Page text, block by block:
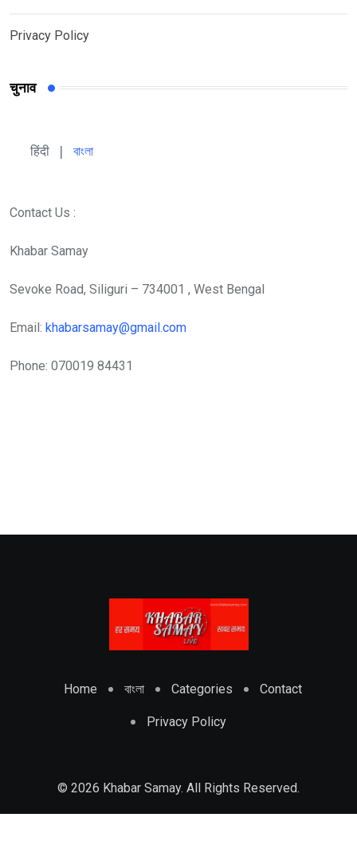
Privacy Policy
चुनाव
हिंदी বাংলা
Contact Us :
Khabar Samay
Sevoke Road, Siliguri – 734001 , West Bengal
Email: khabarsamay@gmail.com
Phone: 070019 84431
Home বাংলা Categories Contact
Privacy Policy
© 2026 Khabar Samay. All Rights Reserved.